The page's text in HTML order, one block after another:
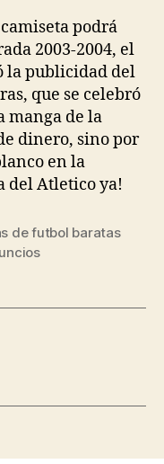
podrá
2003-2004, el
la publicidad del
que se celebró
manga de la
dinero, sino por
en la
del Atletico ya!
de futbol baratas